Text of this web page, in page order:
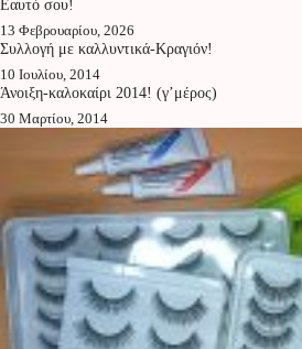
Εαυτό σου!
13 Φεβρουαρίου, 2026
Συλλογή με καλλυντικά-Κραγιόν!
10 Ιουλίου, 2014
Άνοιξη-καλοκαίρι 2014! (γ’μέρος)
30 Μαρτίου, 2014